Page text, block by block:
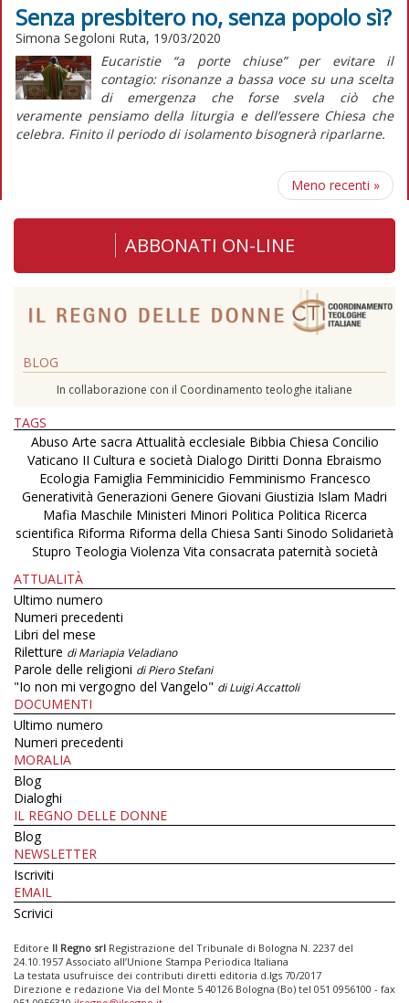
Senza presbitero no, senza popolo sì?
Simona Segoloni Ruta, 19/03/2020
Eucaristie “a porte chiuse” per evitare il
contagio: risonanze a bassa voce su una scelta
di emergenza che forse svela ciò che
veramente pensiamo della liturgia e dell’essere Chiesa che
celebra. Finito il periodo di isolamento bisognerà riparlarne.
Meno recenti »
ABBONATI ON-LINE
BLOG
In collaborazione con il Coordinamento teologhe italiane
TAGS
Abuso Arte sacra Attualità ecclesiale Bibbia Chiesa Concilio
Vaticano II Cultura e società Dialogo Diritti Donna Ebraismo
Ecologia Famiglia Femminicidio Femminismo Francesco
Generatività Generazioni Genere Giovani Giustizia Islam Madri
Mafia Maschile Ministeri Minori Politica Politica Ricerca
scientifica Riforma Riforma della Chiesa Santi Sinodo Solidarietà
Stupro Teologia Violenza Vita consacrata paternità società
ATTUALITÀ
Ultimo numero
Numeri precedenti
Libri del mese
Riletture di Mariapia Veladiano
Parole delle religioni di Piero Stefani
"Io non mi vergogno del Vangelo" di Luigi Accattoli
DOCUMENTI
Ultimo numero
Numeri precedenti
MORALIA
Blog
Dialoghi
IL REGNO DELLE DONNE
Blog
NEWSLETTER
Iscriviti
EMAIL
Scrivici
Editore Il Regno srl Registrazione del Tribunale di Bologna N. 2237 del
24.10.1957 Associato all’Unione Stampa Periodica Italiana
La testata usufruisce dei contributi diretti editoria d.lgs 70/2017
Direzione e redazione Via del Monte 5 40126 Bologna (Bo) tel 051 0956100 - fax